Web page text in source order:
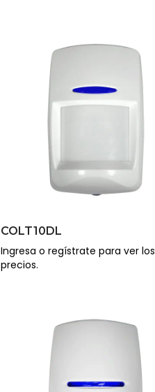
COLT10DL
Ingresa o regístrate para ver los
precios.